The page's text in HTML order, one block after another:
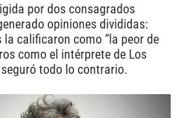
por dos consagrados
opiniones divididas:
calificaron como “la peor de
como el intérprete de Los
todo lo contrario.